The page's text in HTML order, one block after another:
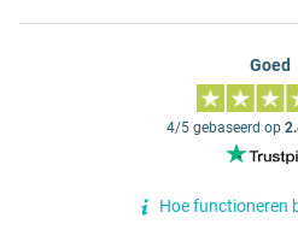
Goed
4/5 gebaseerd op
Hoe functioneren